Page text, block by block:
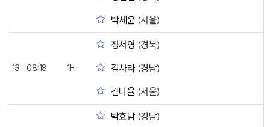
박세윤(서울)
13 08:18 1H
정서영 (경북)
김사라(경남)
김나율 (서울)
박효담 (경남)